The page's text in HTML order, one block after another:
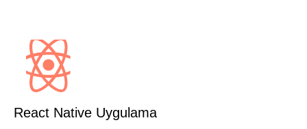
React Native Uygulama